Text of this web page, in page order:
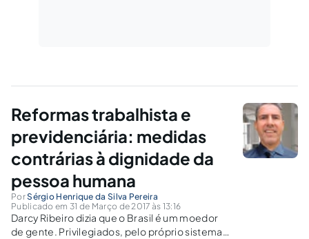
Reformas trabalhista e
previdenciária: medidas
contrárias à dignidade da
pessoa humana
PorSérgio Henrique da Silva Pereira
Publicado em 31 de Março de 2017 às 13:16
Darcy Ribeiro dizia que o Brasil é um moedor
de gente. Privilegiados, pelo próprio sistema